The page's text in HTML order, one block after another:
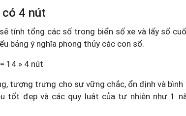
có 4 nút
tính tổng các số trong biển số xe và lấy số
bảng ý nghĩa phong thủy các con số.
14 » 4 nút
tượng trưng cho sự vững chắc, ổn định và bình
tốt đẹp và các quy luật của tự nhiên như 1